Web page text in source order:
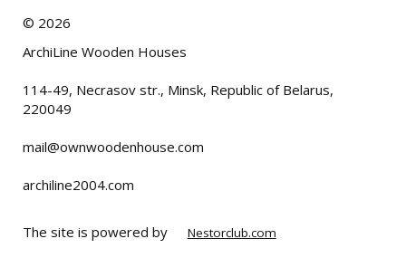
© 2026
ArchiLine Wooden Houses
114-49, Necrasov str., Minsk, Republic of Belarus,
220049
mail@ownwoodenhouse.com
archiline2004.com
The site is powered by Nestorclub.com